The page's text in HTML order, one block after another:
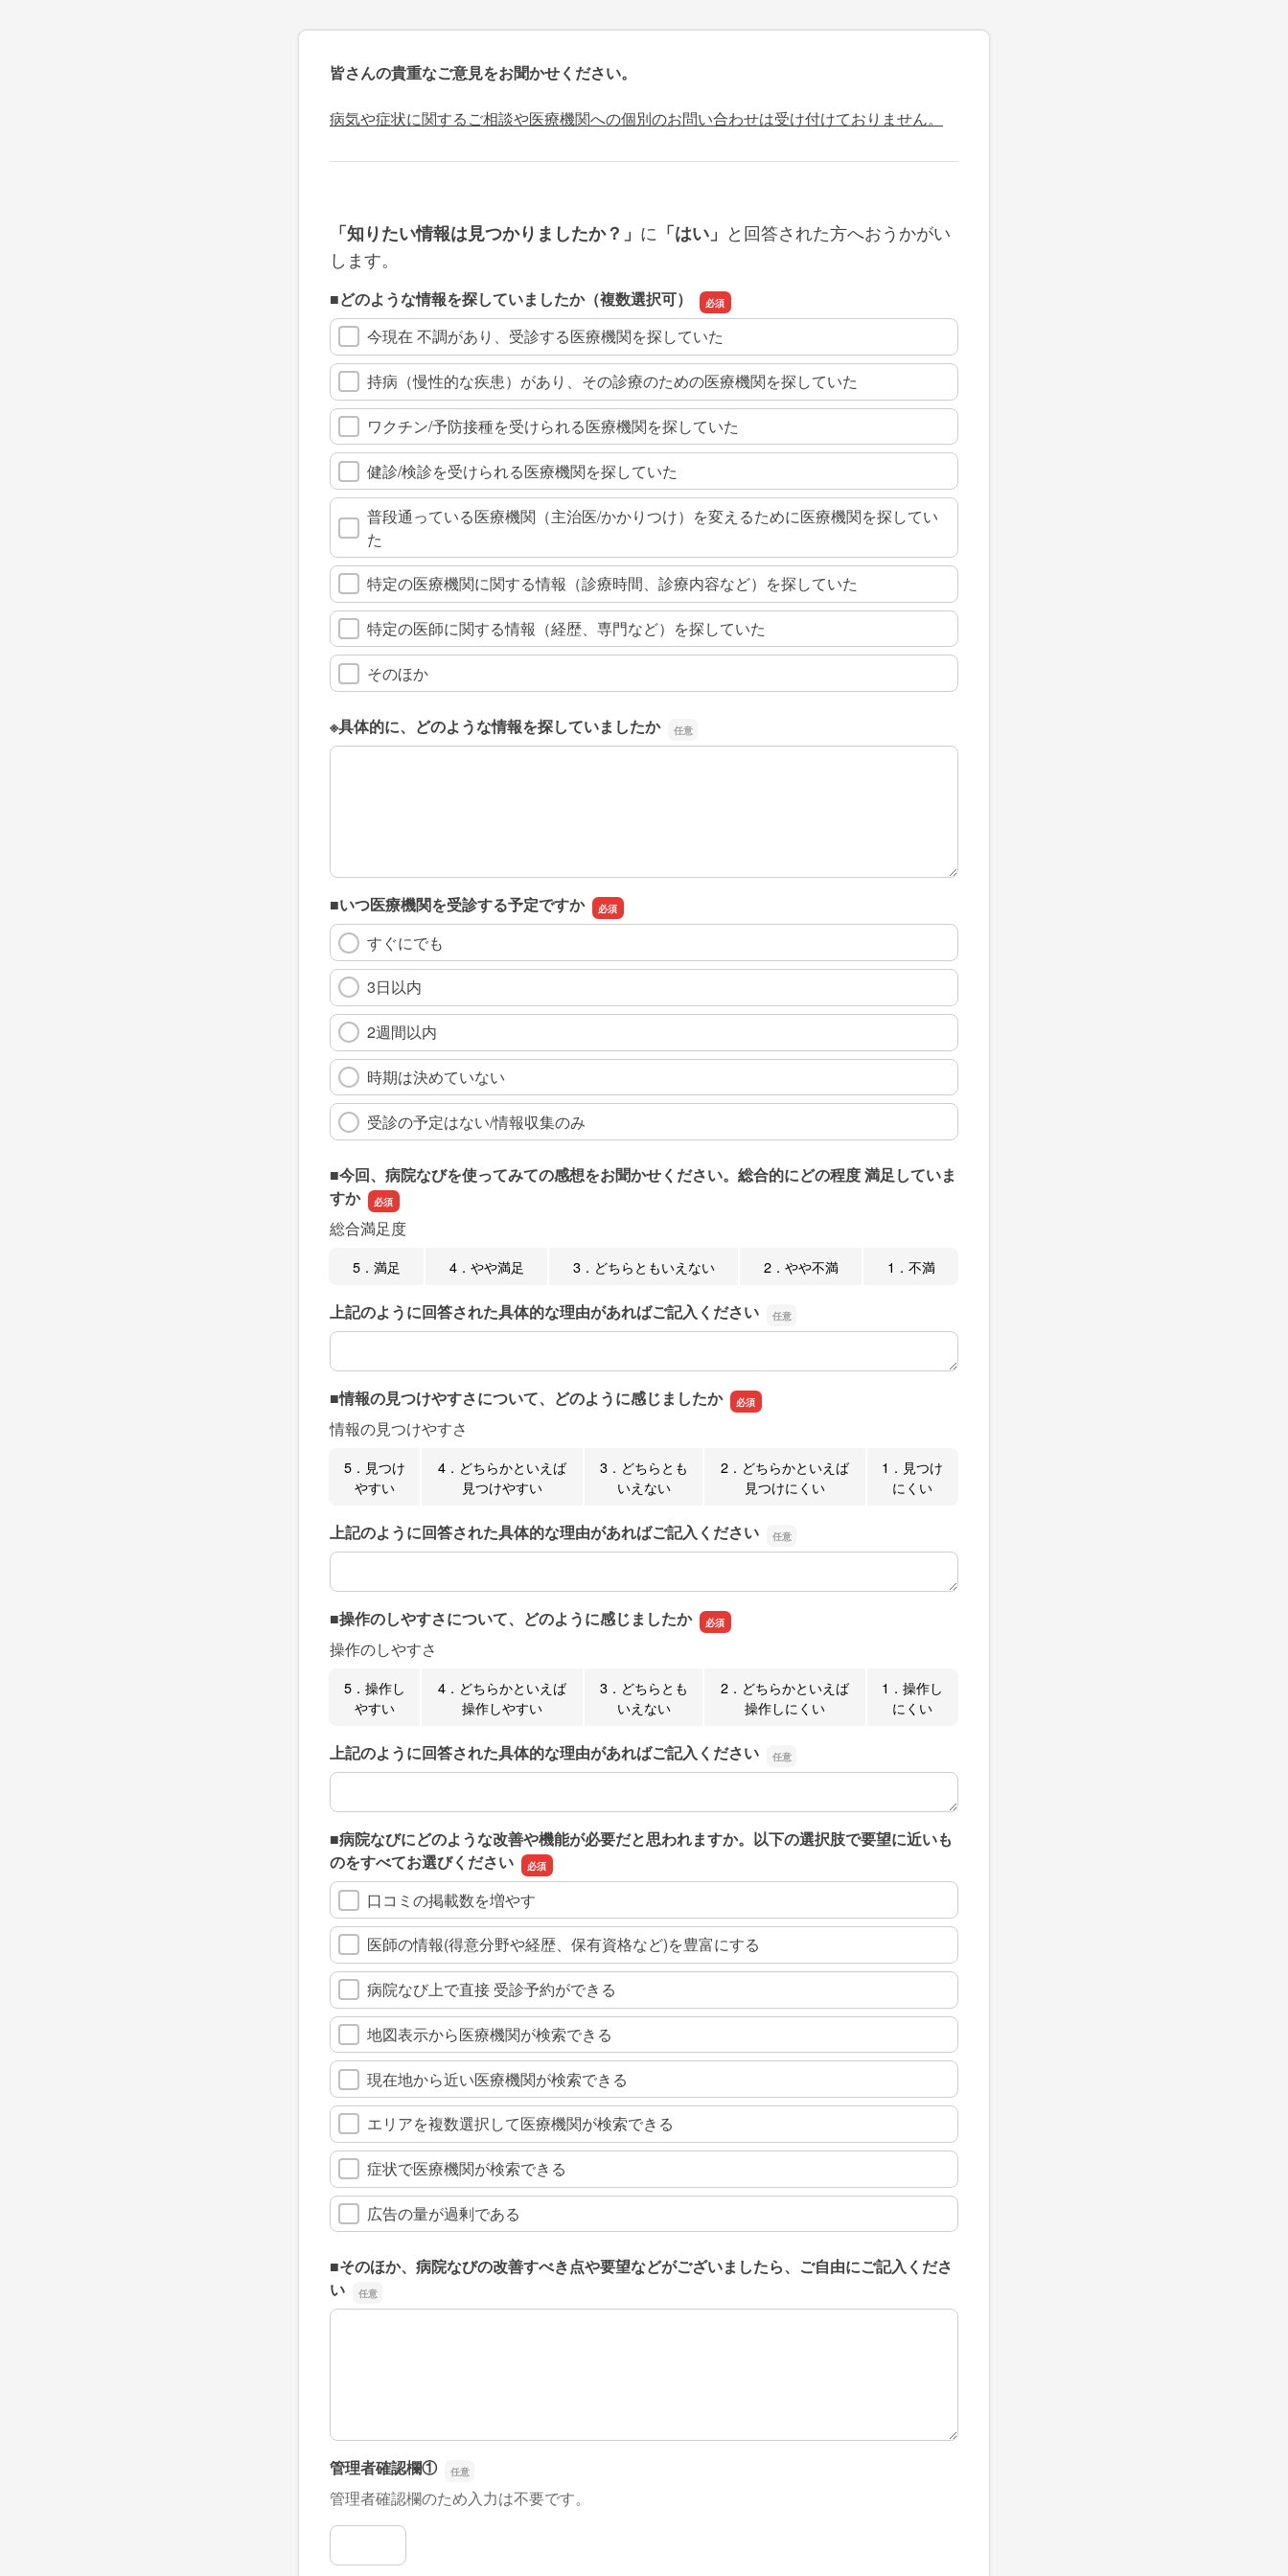
皆さんの貴重なご意見をお聞かせください。
病気や症状に関するご相談や医療機関への個別のお問い合わせは受け付けておりません。
「知りたい情報は見つかりましたか？」 に 「はい」 と回答された方へおうかがい
します。
■どのような情報を探していましたか（複数選択可）
今現在 不調があり、受診する医療機関を探していた
持病（慢性的な疾患）があり、その診療のための医療機関を探していた
ワクチン/予防接種を受けられる医療機関を探していた
健診/検診を受けられる医療機関を探していた
普段通っている医療機関（主治医/かかりつけ）を変えるために医療機関を探してい
た
特定の医療機関に関する情報（診療時間、診療内容など）を探していた
特定の医師に関する情報（経歴、専門など）を探していた
そのほか
※具体的に、どのような情報を探していましたか
※具体的に、どのような情報を探していましたか
■いつ医療機関を受診する予定ですか
すぐにでも
3日以内
2週間以内
時期は決めていない
受診の予定はない/情報収集のみ
■今回、病院なびを使ってみての感想をお聞かせください。総合的にどの程度 満足していま
すか
総合満足度
5．満足 4．やや満足 3．どちらともいえない 2．やや不満 1．不満
上記のように回答された具体的な理由があればご記入ください
上記のように回答された具体的な理由があればご記入ください
■情報の見つけやすさについて、どのように感じましたか
情報の見つけやすさ
5．見つけ
やすい
4．どちらかといえば
見つけやすい
3．どちらとも
いえない
2．どちらかといえば
見つけにくい
1．見つけ
にくい
上記のように回答された具体的な理由があればご記入ください
上記のように回答された具体的な理由があればご記入ください
■操作のしやすさについて、どのように感じましたか
操作のしやすさ
5．操作し
やすい
4．どちらかといえば
操作しやすい
3．どちらとも
いえない
2．どちらかといえば
操作しにくい
1．操作し
にくい
上記のように回答された具体的な理由があればご記入ください
上記のように回答された具体的な理由があればご記入ください
■病院なびにどのような改善や機能が必要だと思われますか。以下の選択肢で要望に近いも
のをすべてお選びください
口コミの掲載数を増やす
医師の情報(得意分野や経歴、保有資格など)を豊富にする
病院なび上で直接 受診予約ができる
地図表示から医療機関が検索できる
現在地から近い医療機関が検索できる
エリアを複数選択して医療機関が検索できる
症状で医療機関が検索できる
広告の量が過剰である
■そのほか、病院なびの改善すべき点や要望などがございましたら、ご自由にご記入くださ
い
■そのほか、病院なびの改善すべき点や要望などがございましたら、ご自由にご記入ください
管理者確認欄①
管理者確認欄のため入力は不要です。
管理者確認欄①